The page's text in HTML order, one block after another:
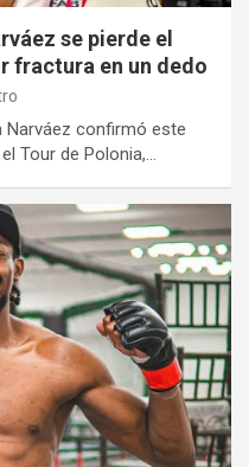
se pierde el
fractura en un dedo
Narváez confirmó este
Tour de Polonia,…